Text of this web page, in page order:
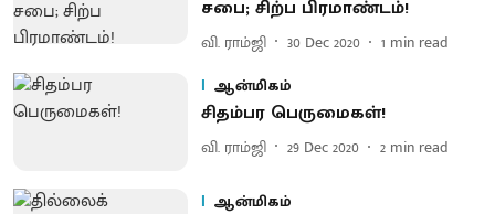
சபை; சிற்ப பிரமாண்டம்!
வி. ராம்ஜி 30 Dec 2020 1 min read
ஆன்மிகம்
சிதம்பர பெருமைகள்!
வி. ராம்ஜி 29 Dec 2020 2 min read
ஆன்மிகம்